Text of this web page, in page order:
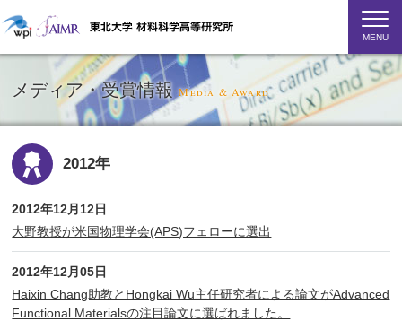
MENU
メディア・受賞情報Media & Award
2012年
2012年12月12日
大野教授が米国物理学会(APS)フェローに選出
2012年12月05日
Haixin Chang助教とHongkai Wu主任研究者による論文がAdvanced
Functional Materialsの注目論文に選ばれました。